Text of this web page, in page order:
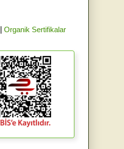
Organik Sertifikalar